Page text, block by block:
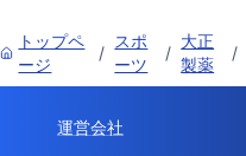
トップペ
ージ
/
スポ
ーツ
/
大正
製薬
/
運営会社